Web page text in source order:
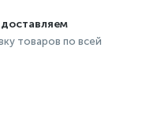
товаров по всей